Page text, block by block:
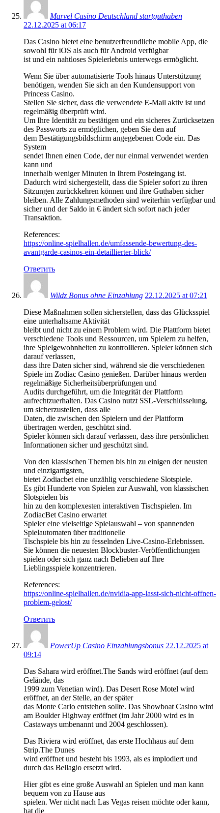
Marvel Casino Deutschland startguthaben
22.12.2025 at 06:17
Das Casino bietet eine benutzerfreundliche mobile App, die
sowohl für iOS als auch für Android verfügbar
ist und ein nahtloses Spielerlebnis unterwegs ermöglicht.
Wenn Sie über automatisierte Tools hinaus Unterstützung
benötigen, wenden Sie sich an den Kundensupport von
Princess Casino.
Stellen Sie sicher, dass die verwendete E-Mail aktiv ist und
regelmäßig überprüft wird.
Um Ihre Identität zu bestätigen und ein sicheres Zurücksetzen
des Passworts zu ermöglichen, geben Sie den auf
dem Bestätigungsbildschirm angegebenen Code ein. Das
System
sendet Ihnen einen Code, der nur einmal verwendet werden
kann und
innerhalb weniger Minuten in Ihrem Posteingang ist.
Dadurch wird sichergestellt, dass die Spieler sofort zu ihren
Sitzungen zurückkehren können und ihre Guthaben sicher
bleiben. Alle Zahlungsmethoden sind weiterhin verfügbar und
sicher und der Saldo in € ändert sich sofort nach jeder
Transaktion.
References:
https://online-spielhallen.de/umfassende-bewertung-des-
avantgarde-casinos-ein-detaillierter-blick/
Ответить
Wildz Bonus ohne Einzahlung 22.12.2025 at 07:21
Diese Maßnahmen sollen sicherstellen, dass das Glücksspiel
eine unterhaltsame Aktivität
bleibt und nicht zu einem Problem wird. Die Plattform bietet
verschiedene Tools und Ressourcen, um Spielern zu helfen,
ihre Spielgewohnheiten zu kontrollieren. Spieler können sich
darauf verlassen,
dass ihre Daten sicher sind, während sie die verschiedenen
Spiele im Zodiac Casino genießen. Darüber hinaus werden
regelmäßige Sicherheitsüberprüfungen und
Audits durchgeführt, um die Integrität der Plattform
aufrechtzuerhalten. Das Casino nutzt SSL-Verschlüsselung,
um sicherzustellen, dass alle
Daten, die zwischen den Spielern und der Plattform
übertragen werden, geschützt sind.
Spieler können sich darauf verlassen, dass ihre persönlichen
Informationen sicher und geschützt sind.
Von den klassischen Themen bis hin zu einigen der neusten
und einzigartigsten,
bietet Zodiacbet eine unzählig verschiedene Slotspiele.
Es gibt Hunderte von Spielen zur Auswahl, von klassischen
Slotspielen bis
hin zu den komplexesten interaktiven Tischspielen. Im
ZodiacBet Casino erwartet
Spieler eine vielseitige Spielauswahl – von spannenden
Spielautomaten über traditionelle
Tischspiele bis hin zu fesselnden Live-Casino-Erlebnissen.
Sie können die neuesten Blockbuster-Veröffentlichungen
spielen oder sich ganz nach Belieben auf Ihre
Lieblingsspiele konzentrieren.
References:
https://online-spielhallen.de/nvidia-app-lasst-sich-nicht-offnen-
problem-gelost/
Ответить
PowerUp Casino Einzahlungsbonus 22.12.2025 at
09:14
Das Sahara wird eröffnet.The Sands wird eröffnet (auf dem
Gelände, das
1999 zum Venetian wird). Das Desert Rose Motel wird
eröffnet, an der Stelle, an der später
das Monte Carlo entstehen sollte. Das Showboat Casino wird
am Boulder Highway eröffnet (im Jahr 2000 wird es in
Castaways umbenannt und 2004 geschlossen).
Das Riviera wird eröffnet, das erste Hochhaus auf dem
Strip.The Dunes
wird eröffnet und besteht bis 1993, als es implodiert und
durch das Bellagio ersetzt wird.
Hier gibt es eine große Auswahl an Spielen und man kann
bequem von zu Hause aus
spielen. Wer nicht nach Las Vegas reisen möchte oder kann,
hat die